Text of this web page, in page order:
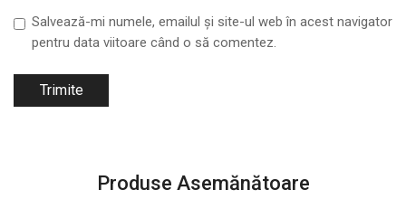
Salvează-mi numele, emailul și site-ul web în acest navigator
pentru data viitoare când o să comentez.
Produse Asemănătoare